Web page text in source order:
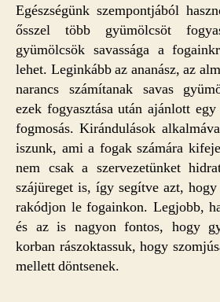
Egészségünk szempontjából
ősszel több gyümölcsöt
gyümölcsök savassága a
lehet. Leginkább az ananász, az
narancs számítanak savas
ezek fogyasztása után ajánlott
fogmosás. Kirándulások
iszunk, ami a fogak számára
nem csak a szervezetünket
szájüreget is, így segítve azt,
rakódjon le fogainkon. Legjobb,
és az is nagyon fontos, hogy
korban rászoktassuk, hogy
mellett döntsenek.